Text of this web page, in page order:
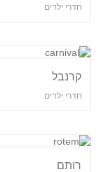
חדרי ילדים
קרנבל
חדרי ילדים
רותם